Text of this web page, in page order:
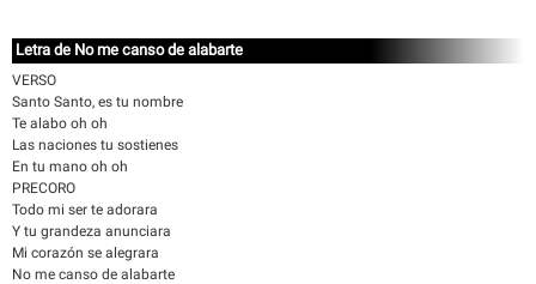
Letra de No me canso de alabarte
VERSO
Santo Santo, es tu nombre
Te alabo oh oh
Las naciones tu sostienes
En tu mano oh oh
PRECORO
Todo mi ser te adorara
Y tu grandeza anunciara
Mi corazón se alegrara
No me canso de alabarte